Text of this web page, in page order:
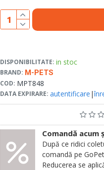
DISPONIBILITATE: in stoc
BRAND: M-PETS
COD: MPT848
DATA EXPIRARE: autentificare |
Comandă
După ce ridici
comandă pe
Reducerea se